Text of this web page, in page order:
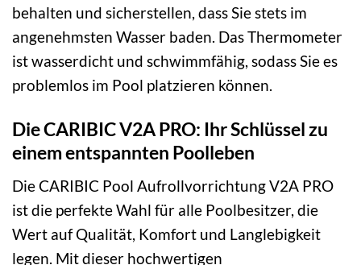
behalten und sicherstellen, dass Sie stets im
angenehmsten Wasser baden. Das Thermometer
ist wasserdicht und schwimmfähig, sodass Sie es
problemlos im Pool platzieren können.
Die CARIBIC V2A PRO: Ihr Schlüssel zu
einem entspannten Poolleben
Die CARIBIC Pool Aufrollvorrichtung V2A PRO
ist die perfekte Wahl für alle Poolbesitzer, die
Wert auf Qualität, Komfort und Langlebigkeit
legen. Mit dieser hochwertigen